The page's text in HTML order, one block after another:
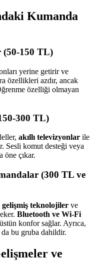
Kumanda
(50-150 TL)
yerine getirir ve
özellikleri azdır, ancak
özelliği olmayan
300 TL)
akıllı televizyonlar ile
Sesli komut desteği veya
öne çıkar.
(300 TL ve
gelişmiş teknolojiler ve
Bluetooth ve Wi-Fi
konfor sağlar. Ayrıca,
da bu gruba dahildir.
ve